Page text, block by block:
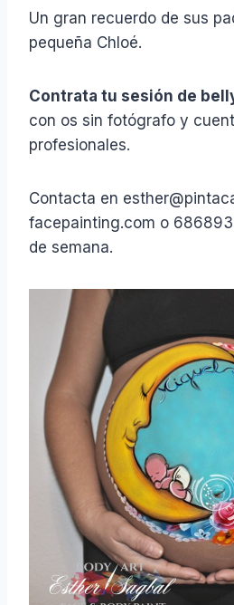
Un gran recuerdo de sus
pequeña Chloé.
Contrata tu sesión de
con os sin fotógrafo y
profesionales.
Contacta en
facepainting.com o
de semana.